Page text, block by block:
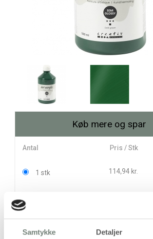
Samtykke Detaljer
Køb mere og spar
Antal Pris / Stk
1 stk 114,94 kr.